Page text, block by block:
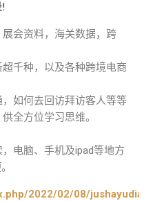
会资料，海关数据，跨
千种，以及各种跨境电商
如何去回访拜访客人等等
全方位学习思维。
电脑、手机及ipad等地方
2022/02/08/